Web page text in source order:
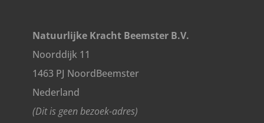
Natuurlijke Kracht Beemster B.V.
Noorddijk 11
1463 PJ NoordBeemster
Nederland
(Dit is geen bezoek-adres)